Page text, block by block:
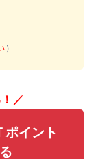
）
／
ポイント